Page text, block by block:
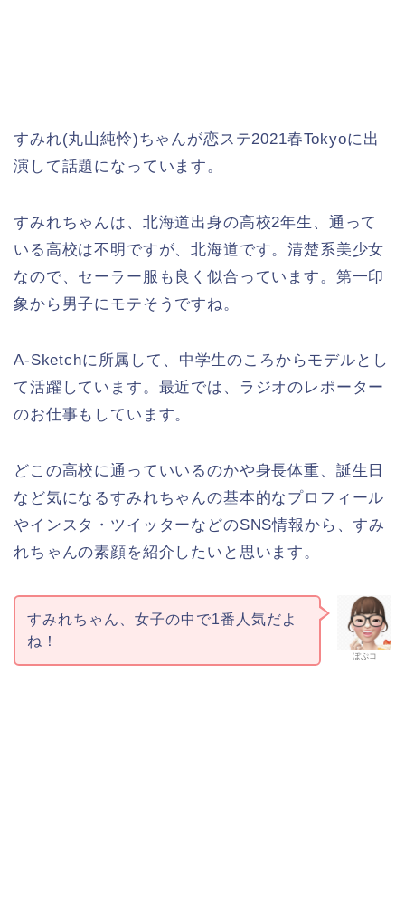
すみれ(丸山純怜)ちゃんが恋ステ2021春Tokyoに出
演して話題になっています。
すみれちゃんは、北海道出身の高校2年生、通って
いる高校は不明ですが、北海道です。清楚系美少女
なので、セーラー服も良く似合っています。第一印
象から男子にモテそうですね。
A-Sketchに所属して、中学生のころからモデルとし
て活躍しています。最近では、ラジオのレポーター
のお仕事もしています。
どこの高校に通っていいるのかや身長体重、誕生日
など気になるすみれちゃんの基本的なプロフィール
やインスタ・ツイッターなどのSNS情報から、すみ
れちゃんの素顔を紹介したいと思います。
ぽぷコ
すみれちゃん、女子の中で1番人気だよ
ね！